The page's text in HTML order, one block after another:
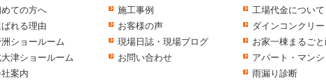
ての方へ
れる理由
ショールーム
津ショールーム
案内
施工事例
お客様の声
現場日誌・現場ブログ
お問い合わせ
工場代金について
ダインコンクリ
お家一棟まるご
アパート・マン
雨漏り診断